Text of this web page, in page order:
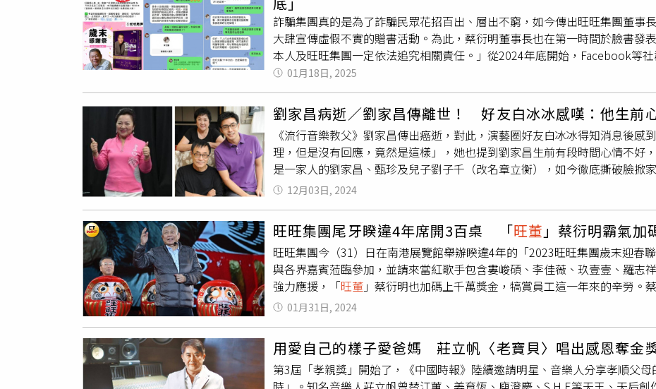
開始品嘗，menu也列出日本店舖Top7的人氣排名做為參考，其中首推醬汁
「Premium 燉牛肉蛋包飯」，味道相對柔和、海味與奶香交融的「鮮蝦滿滿
的人則必點「招牌蛋包飯」，一入口茄汁鹹甜交織的風味，又勾起大家的兒
計，分為SS（1.3碗飯、2顆蛋）、S（1.7碗飯、3顆蛋）、M（2.7碗飯、4
者好奇挑戰L份量並未完食。記者也提醒由於食安考量、店家並不提供打包
起司茄汁義大利麵」使用每日現調番茄醬，義大利麵的茄汁基底酸感較重，
（229元，圖／林士傑攝）店內以紅色沙發座位與彩色燈箱營造日式風情。（
內也提供焗烤蛋包飯選擇，其中較特別的咖哩口味還會在蛋包中包入溫泉蛋
有茄汁、培根奶黃、明太子等口味可選擇，麵條口感相對富有嚼勁不軟爛。
湧入的大量顧客加上人員訓練尚不足，使得網友出現「等待時間過長」等批
已全天候開放、加上人員持續訓練，現階段出餐時間多已控制在10～15分
會同步引進，而目前考量台灣人飲食習慣尚未引進的「冷醬汁」系列蛋包飯
士傑攝）DATA地址：台北市南港區經貿二路131號5樓（南港LaLaport內）
五～週六11：00～22：00備註：不提供訂位、以現場候位為主，內用加10％
「異常舉措」。匯旺的金融服務最早以柬埔寨當地的QR碼支付系統聞名，廣
背後的複雜關係網浮出水面。其母公司匯旺保證（Huione Guarantee）已被
（Lazarus Group）近4000萬美元非法資金。根據區塊鏈分析公司Elliptic的
貨幣交易相關的金額已達268億美元。Elliptic共同創辦人魯賓遜（Tom
大衝擊「基本上是將他們從美國金融體系中切割出去。」除了美國行動，其
已關閉與匯旺相關的多個頻道與帳號。聯合國也在近期報告中警告，柬埔寨
究顧問公司（Humanity Research Consultancy，HRC）在16日發表的報告中
People’s Party）高層與一個年產值高達190億美元的加密驅動詐騙產業有
報告中指控，該國不僅放任詐騙園區、人口販運與洗錢行動發展，更有政商
總理洪森（Hun Manet）的堂兄洪托（Hun To）為匯旺董 事，副總理兼內政
騙園區的投資行動。HRC與聯合國毒品與犯罪問題辦公室（UNODC）也都
寨鄉村地區，如戈公省（Koh Kong）、巴域（Bavet）與卜薩（Pursat）。
球詐騙經濟的金融核心。根據Cyvers執行長拉維德（Deddy Lavid）的說法
要平台，這些詐騙行動通常透過虛假戀愛或投資關係誘導受害者投入巨額資
的便捷性，已成為此類詐騙的主要支付手段，難以透過傳統金融監理機制加以
詐騙集團真的是為了詐騙民眾花招百出、層出不窮，如今傳出旺旺集團董事
大肆宣傳虛假不實的贈書活動。為此，蔡衍明董事長也在第一時間於臉書發
本人及旺旺集團一定依法追究相關責任。」從2024年底開始，Facebook等
的網路貼文。當中提到，
舉辦公益演唱會登場台南為700多名志工打氣『后』，本月繼續歲未送書活
版】》免費送給大家！」（圖／CTWANT）而實際有人添加貼文中的聯繫方
的LINE帳號中。在面對網友的詢問「是
旺董嗎？」詐團份子還煞有其事地回
的助教登記後統一宅送，因當前領取的粉絲比較多，故無法兼顧到大家，我
學們交流，請添加我的助理李允馨小姐幫助登記」。後續網友也被指引添加
接跟網友索討姓名電話地址等資訊，甚至還表示「如有不便填寫個人地址，
疑時，這名「李允馨」還煞有其事地表示「您好，我不知道您為何那麼質疑
稱呼他老師喔！」、「您好，三人行必有我師焉，我相信您比我更清楚這個
為老師沒有任何問題唷，您認為呢？」而在整起事件曝光後，蔡衍明董事長
又出現一位假借我本人名義詐欺大眾的網站，請各位千萬不要被這些詐騙集
開設這類網站！」蔡衍明董事長發表聲明澄清此事。（圖／翻攝自FB）蔡衍
冒用我的名義或者旺旺集團名義開設的投資或理財課程或類似之網站「皆為
借名義在網站上詐欺他人之徒，經律師提告後已被查出、逮捕並移送地檢署
集團，呼籲他們別「一錯再錯」，應立即關閉網站，並停止所有的詐騙行為
任。」而面對詐騙集團的手法，警方表示，像這類的詐騙集團都會向被害人
網購詐騙。在詐騙集團擁有民眾的個人資料後，詐團會寄貨到付款的包裹給
包裹後才發現自己根本沒買東西，可是也沒辦法申請退款。旺旺集團董事長
01月18日, 2025
劉家昌病逝／劉家昌傳離世！ 好友白冰冰感嘆：他生前
《流行音樂教父》劉家昌傳出癌逝，對此，演藝圈好友白冰冰得知消息後感
理，但是沒有回應，竟然是這樣」，她也提到劉家昌生前有段時間心情不好
是一家人的劉家昌、甄珍及兒子劉子千（改名章立衡），如今徹底撕破臉掀
《ETtoday新聞雲》引述白冰冰說法，當她得知消息後，心情宛如罩上烏雲
為女兒小燕離開後，是劉大哥跟楊登魁積極幫我處理後事，難怪我最近一
電話，我難過到不知道該怎麼跟說，家屬也很低調，後來他跟甄姊又有困擾
找劉家昌原因是，「他年紀大了，我覺得應該多關心他，也想找她上《我愛
上我節目，知道我很辛苦，他本說沒在上節目，而且很多他的歌也不見得能
唱，他曾抱怨什麼社會，自己歌也不能唱，當時他有來相挺，我覺得我應該
曾住過劉家昌在大陸的別墅，當時連助理小冰都去了，也談到劉家昌最後對
看中陳思瑋，因他看到蕭敬騰、楊宗緯都很紅，也覺得思瑋很有唱功，可以
音室，可以寫幾首歌給他，唱了肯定會紅」，不過白冰冰表示，前陣子因
但連絡不到，「都沒接電話，助理也不接很奇怪」。白冰冰也提到跟劉家昌
的房子，跟旺董等好友，一起到我家作客，我也邀請苗栗縣長作陪，我也疑
不上，記得他有很多痛心的事情，包括此生最愛跟他翻臉，還有兒子改姓，
12月03日, 2024
旺旺集團尾牙睽違4年席開3百桌 「旺董 」蔡衍明霸氣加
旺旺集團今（31）日在南港展覽館舉辦睽違4年的「2023旺旺集團歲末迎春
與各界嘉賓蒞臨參加，並請來當紅歌手包含婁峻碩、李佳薇、玖壹壹、羅志
強力應援，「旺董 」蔡衍明也加碼上千萬獎金，犒賞員工這一年來的辛勞。
正攝）旺旺集團睽違4年舉辦尾牙誠意十足，一開始董事長蔡衍明、副董事
有旺旺特色的「龍年方形星座抱枕」沿路拋送，讓員工有吃有拿超歡喜。今
外，大獎的「旺透獎」則是由蔡衍明拿出一千萬給大家抽獎，甚至抽到最後
掏腰包「不夠我來出」，以行動與集團上下員工同樂。人氣歌手旺旺尾牙現
01月31日, 2024
用愛自己的樣子愛爸媽 莊立帆〈老寶貝〉唱出感恩奪金
第3屆「孝親獎」開始了，《中國時報》陸續邀請明星、音樂人分享孝順父